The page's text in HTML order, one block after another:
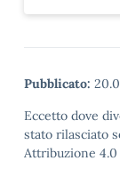
Pubblicato:
Eccetto dove
stato rilasciato
Attribuzione 4.0